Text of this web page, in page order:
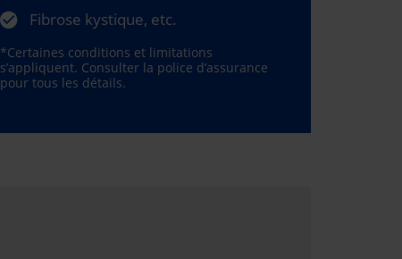
Fibrose kystique, etc.
*Certaines conditions et limitations
s’appliquent. Consulter la police d’assurance
pour tous les détails.